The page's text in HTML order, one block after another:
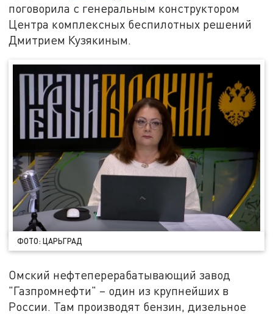
поговорила с генеральным конструктором
Центра комплексных беспилотных решений
Дмитрием Кузякиным.
ФОТО: ЦАРЬГРАД
Омский нефтеперерабатывающий завод
"Газпромнефти" – один из крупнейших в
России. Там производят бензин, дизельное